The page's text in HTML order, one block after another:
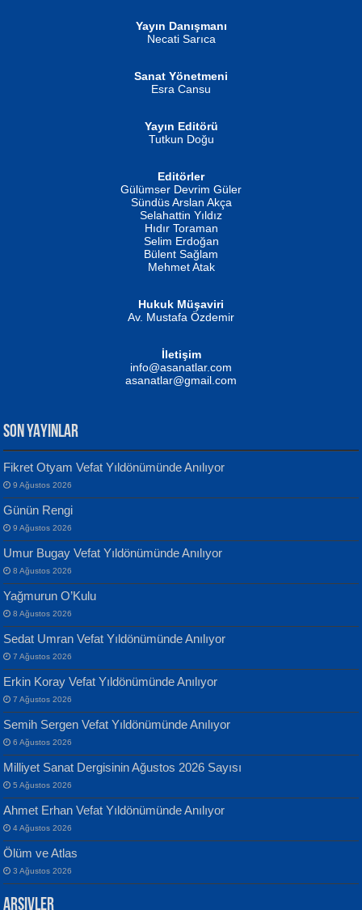
İSMAİL OKUTAN
Erkeklerin Kahrolması Ne Demektir
MUSTAFA KELOĞLU
Yarına İz Bırakmak...
ATİLLA ÖZEN
Sultan Olmadan Önce Eyüp...
EKREM KARABABA
Evvel Zaman Tanrıçası...
Yılmaz Ekinci
Geceye Söylenen...
Banu Sancak
Defterimden İçeri...
İsmail Aydos
İnkisar...
Yayın Danışmanı
Necati Sarıca
Sanat Yönetmeni
Esra Cansu
Yayın Editörü
Tutkun Doğu
Editörler
Gülümser Devrim Güler
Sündüs Arslan Akça
Selahattin Yıldız
Hıdır Toraman
Selim Erdoğan
Bülent Sağlam
Mehmet Atak
Hukuk Müşaviri
Av. Mustafa Özdemir
İletişim
info@asanatlar.com
asanatlar@gmail.com
SON YAYINLAR
Fikret Otyam Vefat Yıldönümünde Anılıyor
9 Ağustos 2026
Günün Rengi
9 Ağustos 2026
Umur Bugay Vefat Yıldönümünde Anılıyor
8 Ağustos 2026
Yağmurun O’Kulu
8 Ağustos 2026
Sedat Umran Vefat Yıldönümünde Anılıyor
7 Ağustos 2026
Erkin Koray Vefat Yıldönümünde Anılıyor
7 Ağustos 2026
Semih Sergen Vefat Yıldönümünde Anılıyor
6 Ağustos 2026
Milliyet Sanat Dergisinin Ağustos 2026 Sayısı
5 Ağustos 2026
Ahmet Erhan Vefat Yıldönümünde Anılıyor
4 Ağustos 2026
Ölüm ve Atlas
3 Ağustos 2026
Arşivler